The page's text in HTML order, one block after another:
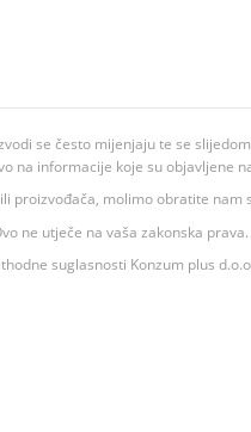
se često mijenjaju te se
na informacije koje su objavljene
molimo obratite nam
ne utječe na vaša zakonska prava.
suglasnosti Konzum plus